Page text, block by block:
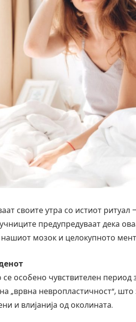
своите утра со истиот
предупредуваат дека
мозок и целокупното
особено чувствителен период
„врвна невропластичност“,
и влијанија од околината.